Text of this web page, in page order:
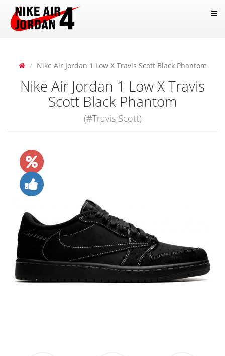
Nike Air Jordan 1 Low X Travis Scott Black Phantom
Nike Air Jordan 1 Low X Travis
Scott Black Phantom
(#Travis Scott)